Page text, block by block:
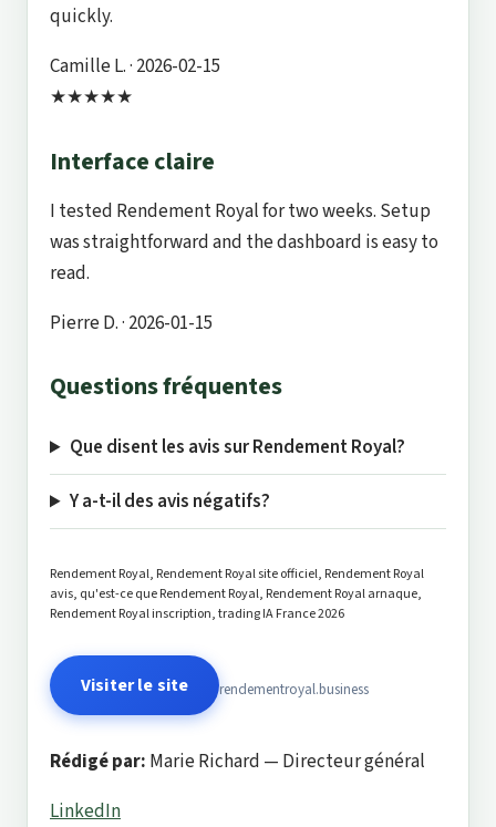
quickly.
Camille L.· 2026-02-15
★★★★★
Interface claire
I tested Rendement Royal for two weeks. Setup
was straightforward and the dashboard is easy to
read.
Pierre D.· 2026-01-15
Questions fréquentes
Que disent les avis sur Rendement Royal?
Y a-t-il des avis négatifs?
Rendement Royal, Rendement Royal site officiel, Rendement Royal
avis, qu'est-ce que Rendement Royal, Rendement Royal arnaque,
Rendement Royal inscription, trading IA France 2026
Visiter le site rendementroyal.business
Rédigé par: Marie Richard — Directeur général
LinkedIn